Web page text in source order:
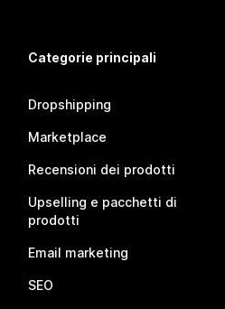
Categorie principali
Dropshipping
Marketplace
Recensioni dei prodotti
Upselling e pacchetti di
prodotti
Email marketing
SEO